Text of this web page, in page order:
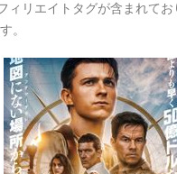
ィリエイトタグが含まれて
。